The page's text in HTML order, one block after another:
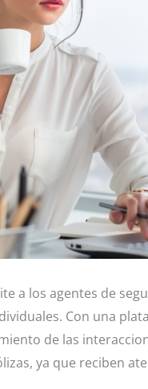
a los agentes de
Con una
de las
ya que reciben